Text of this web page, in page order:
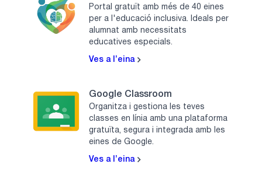
Portal gratuït amb més de 40 eines
per a l'educació inclusiva. Ideals per
alumnat amb necessitats
educatives especials.
Ves a l’eina
Google Classroom
Organitza i gestiona les teves
classes en línia amb una plataforma
gratuïta, segura i integrada amb les
eines de Google.
Ves a l’eina